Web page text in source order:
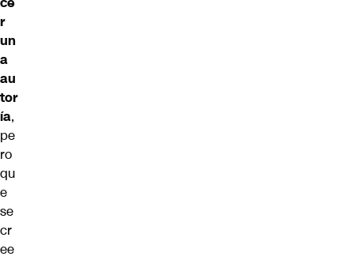
r
un
a
au
tor
ía,
pe
ro
qu
e
se
cr
ee